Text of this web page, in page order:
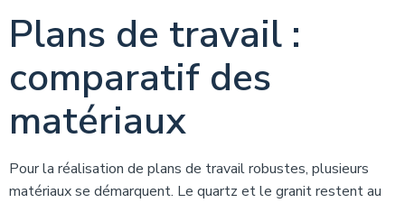
Plans de travail :
comparatif des
matériaux
Pour la réalisation de plans de travail robustes, plusieurs
matériaux se démarquent. Le quartz et le granit restent au